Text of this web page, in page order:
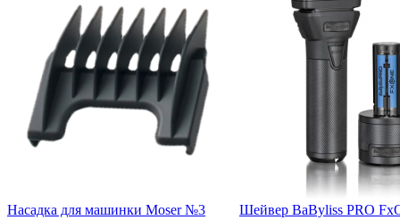
Насадка для машинки Moser №3
Шейвер BaByliss PRO